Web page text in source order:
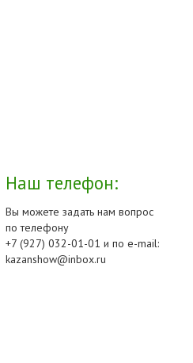
Наш телефон:
Вы можете задать нам вопрос
по телефону
+7 (927) 032-01-01 и по e-mail:
kazanshow@inbox.ru